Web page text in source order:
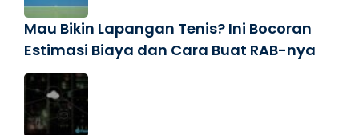
Mau Bikin Lapangan Tenis? Ini Bocoran
Estimasi Biaya dan Cara Buat RAB-nya